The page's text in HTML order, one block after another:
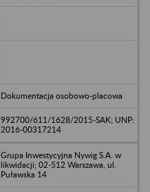
Dokumentacja osobowo-placowa
992700/611/1628/2015-SAK; UNP:
2016-00317214
Grupa Inwestycyjna Nywig S.A. w
likwidacji; 02-512 Warszawa, ul.
Puławska 14